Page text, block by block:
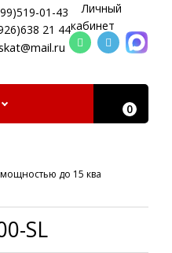
01-43
21 44
Личный
кабинет
0
до 15 ква
SL